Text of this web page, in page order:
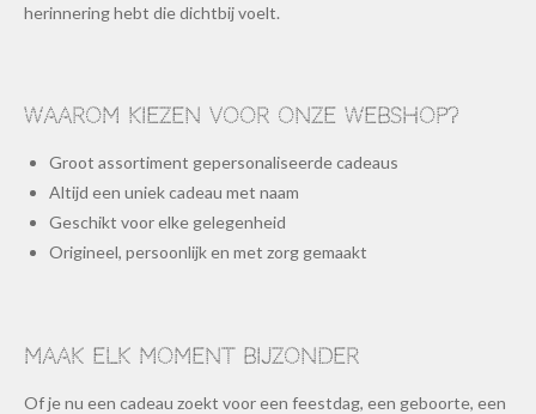
herinnering hebt die dichtbij voelt.
Waarom kiezen voor onze webshop?
Groot assortiment gepersonaliseerde cadeaus
Altijd een uniek cadeau met naam
Geschikt voor elke gelegenheid
Origineel, persoonlijk en met zorg gemaakt
Maak elk moment bijzonder
Of je nu een cadeau zoekt voor een feestdag, een geboorte, een